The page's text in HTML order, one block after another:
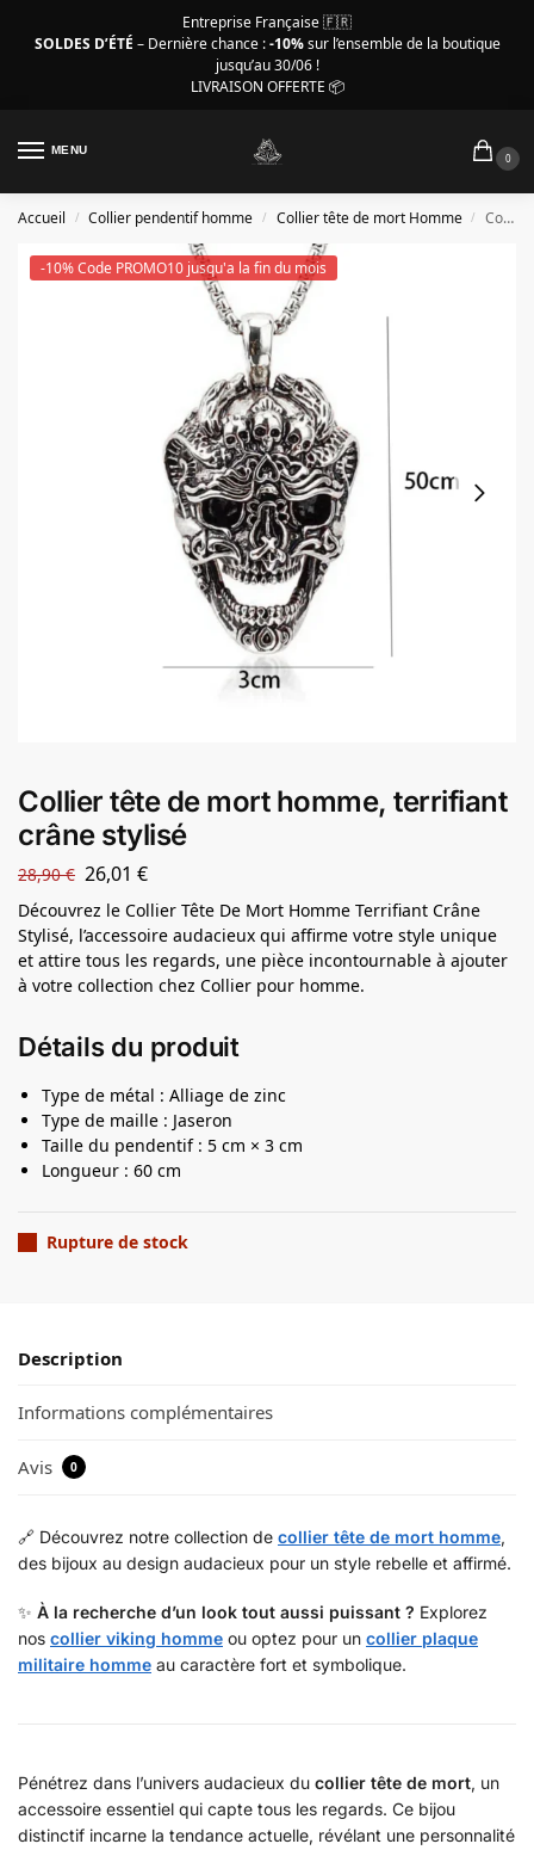
Entreprise Française 🇫🇷
SOLDES D’ÉTÉ – Dernière chance :-10%sur l’ensemble de la boutique
jusqu’au 30/06 !
LIVRAISON OFFERTE 📦
MENU
0
Accueil / Collier pendentif homme / Collier tête de mort Homme / Collier tête de mort homme, terrifiant crâne stylisé
-10% Code PROMO10 jusqu'a la fin du mois
Collier tête de mort homme, terrifiant
crâne stylisé
28,90€ 26,01 €
Découvrez le Collier Tête De Mort Homme Terrifiant Crâne
Stylisé, l’accessoire audacieux qui affirme votre style unique
et attire tous les regards, une pièce incontournable à ajouter
à votre collection chez Collier pour homme.
Détails du produit
Type de métal : Alliage de zinc
Type de maille : Jaseron
Taille du pendentif : 5 cm × 3 cm
Longueur : 60 cm
Rupture de stock
Description
Informations complémentaires
Avis 0
🔗 Découvrez notre collection de collier tête de mort homme,
des bijoux au design audacieux pour un style rebelle et affirmé.
✨ À la recherche d’un look tout aussi puissant ? Explorez
nos collier viking homme ou optez pour un collier plaque
militaire homme au caractère fort et symbolique.
Pénétrez dans l’univers audacieux du collier tête de mort, un
accessoire essentiel qui capte tous les regards. Ce bijou
distinctif incarne la tendance actuelle, révélant une personnalité